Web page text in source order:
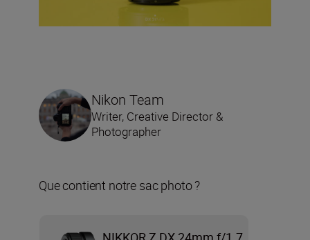
Nikon Team
Writer, Creative Director &
Photographer
Que contient notre sac photo ?